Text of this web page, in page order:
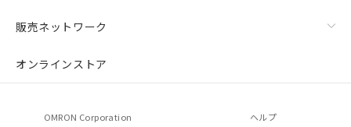
販売ネットワーク
オンラインストア
OMRON Corporation ヘルプ